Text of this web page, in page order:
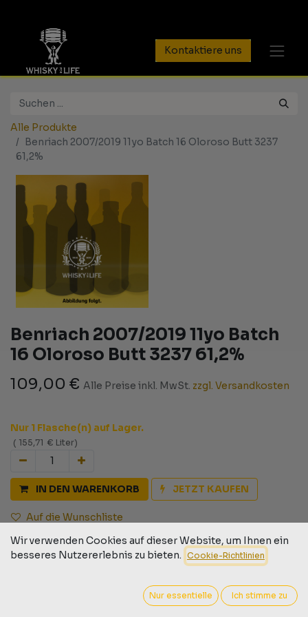
Kontaktiere uns
Alle Produkte
Benriach 2007/2019 11yo Batch 16 Oloroso Butt 3237
61,2%
Benriach 2007/2019 11yo Batch
16 Oloroso Butt 3237 61,2%
109,00 € Alle Preise inkl. MwSt. zzgl. Versandkosten
Nur 1 Flasche(n) auf Lager.
( 155,71 € Liter)
IN DEN WARENKORB JETZT KAUFEN
Auf die Wunschliste
Geschäftsbedingungen
30-Tage-Geld-zurück-Garantie
Wir verwenden Cookies auf dieser Website, um Ihnen ein
besseres Nutzererlebnis zu bieten. Cookie-Richtlinien
Nur essentielle Ich stimme zu